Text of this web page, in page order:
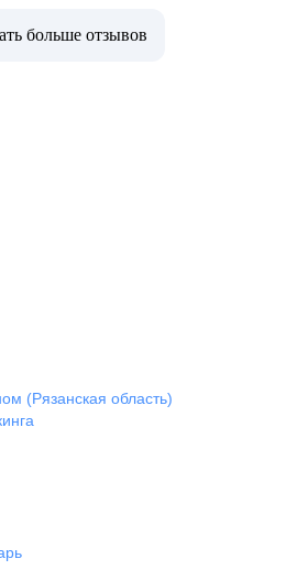
больше отзывов
(Рязанская область)